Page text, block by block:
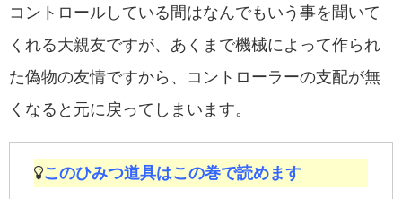
コントロールしている間はなんでもいう事を聞いて
くれる大親友ですが、あくまで機械によって作られ
た偽物の友情ですから、コントローラーの支配が無
くなると元に戻ってしまいます。
このひみつ道具はこの巻で読めます